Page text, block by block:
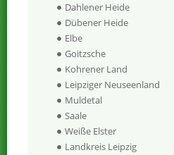
Dahlener Heide
Dübener Heide
Elbe
Goitzsche
Kohrener Land
Leipziger Neuseenland
Muldetal
Saale
Weiße Elster
Landkreis Leipzig